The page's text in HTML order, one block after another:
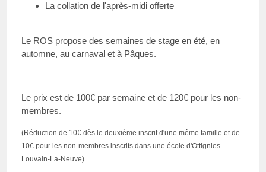
La collation de l'après-midi offerte
Le ROS propose des semaines de stage en été, en
automne, au carnaval et à Pâques.
Le prix est de 100€ par semaine et de 120€ pour les non-
membres.
(Réduction de 10€ dès le deuxième inscrit d'une même famille etde
10€ pour les non-membres inscrits dans une école d'Ottignies-
Louvain-La-Neuve).